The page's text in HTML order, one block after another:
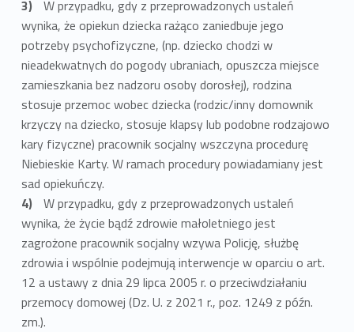
W przypadku, gdy z przeprowadzonych ustaleń
wynika, że opiekun dziecka rażąco zaniedbuje jego
potrzeby psychofizyczne, (np. dziecko chodzi w
nieadekwatnych do pogody ubraniach, opuszcza miejsce
zamieszkania bez nadzoru osoby dorosłej), rodzina
stosuje przemoc wobec dziecka (rodzic/inny domownik
krzyczy na dziecko, stosuje klapsy lub podobne rodzajowo
kary fizyczne) pracownik socjalny wszczyna procedurę
Niebieskie Karty. W ramach procedury powiadamiany jest
sad opiekuńczy.
W przypadku, gdy z przeprowadzonych ustaleń
wynika, że życie bądź zdrowie małoletniego jest
zagrożone pracownik socjalny wzywa Policję, służbę
zdrowia i wspólnie podejmują interwencje w oparciu o art.
12 a ustawy z dnia 29 lipca 2005 r. o przeciwdziałaniu
przemocy domowej (Dz. U. z 2021 r., poz. 1249 z późn.
zm.).